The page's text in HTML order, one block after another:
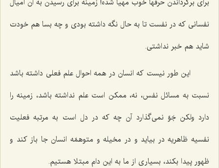
نفسانی كه در نفست تا به حال نگه داشته بودی و چه بسا هم خودت
شاید هم خبر نداشتی.
این طور نیست كه انسان در همه احوال علم فعلی داشته باشد
نسبت به مسائل نفس، نه، ممكن است علم نداشته باشد، زمینه را
دارد ولكن جَوّ نمی‌گذارد آن چه كه در دل است به مرتبه فعلیت
نفسیه ظاهریه در بیاید و در مخیله و متوهمّه انسان جا باز كند و
ظهور پیدا بكند، بسیاری از ما به این دام مبتلا هستیم.